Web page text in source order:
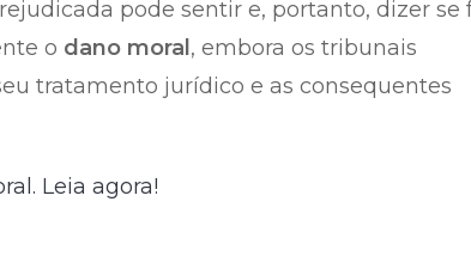
pode sentir e, portanto, dizer se
o dano moral, embora os tribunais
tratamento jurídico e as consequentes
Leia agora!